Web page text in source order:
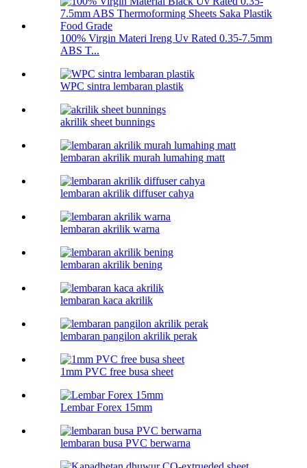
100% Virgin Materi Ireng Uv Rated 0.35-7.5mm
ABS T...
WPC sintra lembaran plastik
akrilik sheet bunnings
lembaran akrilik murah lumahing matt
lembaran akrilik diffuser cahya
lembaran akrilik warna
lembaran akrilik bening
lembaran kaca akrilik
lembaran pangilon akrilik perak
1mm PVC free busa sheet
Lembar Forex 15mm
lembaran busa PVC berwarna